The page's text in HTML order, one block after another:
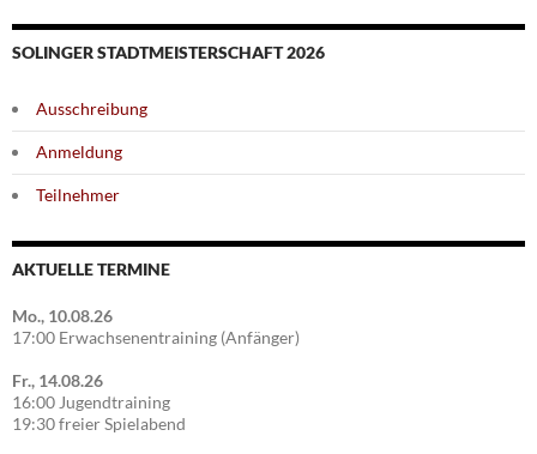
SOLINGER STADTMEISTERSCHAFT 2026
Ausschreibung
Anmeldung
Teilnehmer
AKTUELLE TERMINE
Mo., 10.08.26
17:00 Erwachsenentraining (Anfänger)
Fr., 14.08.26
16:00 Jugendtraining
19:30 freier Spielabend